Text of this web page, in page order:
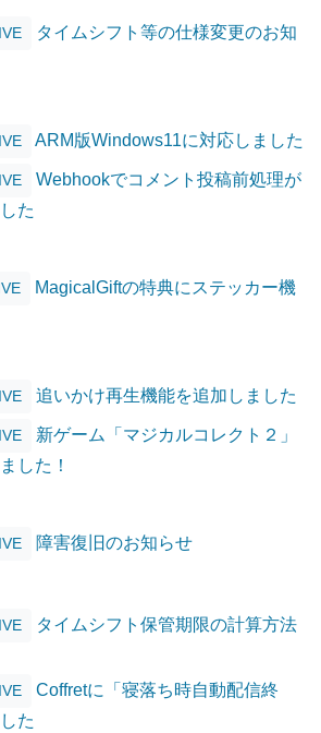
タイムシフト等の仕様変更のお知
ARM版Windows11に対応しました
Webhookでコメント投稿前処理が
た
MagicalGiftの特典にステッカー機
追いかけ再生機能を追加しました
新ゲーム「マジカルコレクト２」
した！
障害復旧のお知らせ
タイムシフト保管期限の計算方法
Coffretに「寝落ち時自動配信終
た